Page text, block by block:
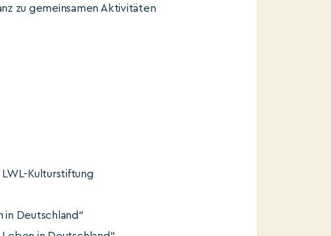
zu gemeinsamen Aktivitäten
Kulturstiftung
in Deutschland“